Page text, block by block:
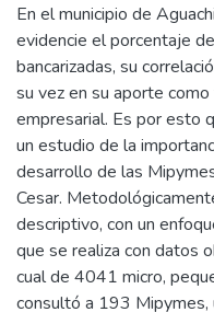
En el municipio de
evidencie el porcentaje
bancarizadas, su
su vez en su aporte
empresarial. Es por esto
un estudio de la
desarrollo de las
Cesar.
descriptivo, con un
que se realiza con datos
cual de 4041 micro,
consultó a 193